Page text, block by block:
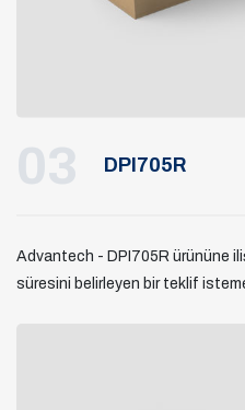
03 DPI705R
Advantech - DPI705R ürününe
süresini belirleyen bir teklif